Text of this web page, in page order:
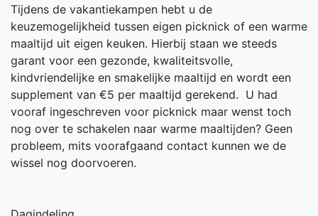
Tijdens de vakantiekampen hebt u de
keuzemogelijkheid tussen eigen picknick of een warme
maaltijd uit eigen keuken. Hierbij staan we steeds
garant voor een gezonde, kwaliteitsvolle,
kindvriendelijke en smakelijke maaltijd en wordt een
supplement van €5 per maaltijd gerekend. U had
vooraf ingeschreven voor picknick maar wenst toch
nog over te schakelen naar warme maaltijden? Geen
probleem, mits voorafgaand contact kunnen we de
wissel nog doorvoeren.